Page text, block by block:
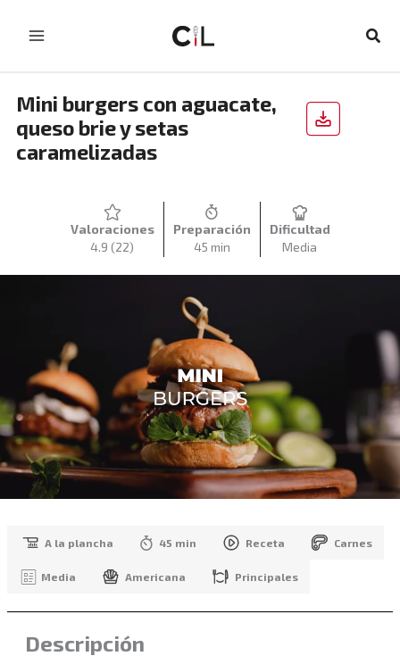
Mini burgers con aguacate,
queso brie y setas
caramelizadas
Valoraciones
4.9 (22)
Preparación
45 min
Dificultad
Media
A la plancha 45 min Receta Carnes
Media Americana Principales
Descripción